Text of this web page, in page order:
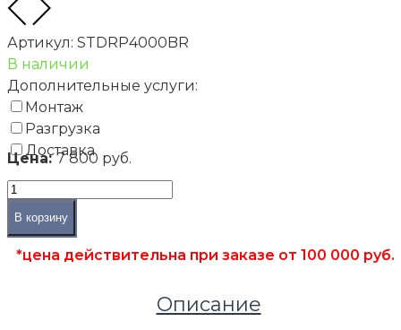
Террасы и улица
Ступени ДПК
Артикул: STDRP4000BR
В наличии
Дополнительные услуги:
Монтаж
Разгрузка
Доставка
Цена:7 800 руб.
В корзину
*цена действительна при заказе от 100 000 руб.
Описание